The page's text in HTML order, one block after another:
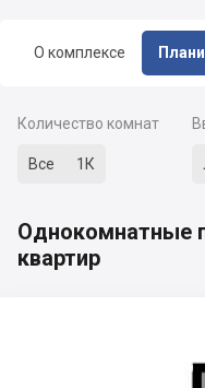
О комплексе
Количество комнат
Все 1К
Однокомнатные
квартир